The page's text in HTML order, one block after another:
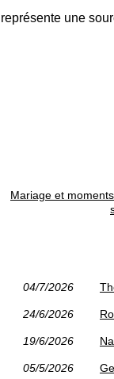
représente une
Mariage et
04/7/2026
24/6/2026
19/6/2026
05/5/2026